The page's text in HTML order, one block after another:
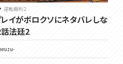
逆転裁判2
レイがボロクソにネタバレしな
話法廷2